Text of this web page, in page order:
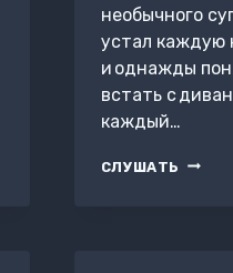
необычного
устал каждую
и однажды
встать с
каждый…
СЛУШАТЬ ЭПОХА